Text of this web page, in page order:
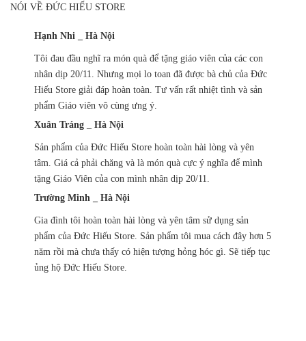
NÓI VỀ ĐỨC HIẾU STORE
Hạnh Nhi _ Hà Nội
Tôi đau đầu nghĩ ra món quà để tặng giáo viên của các con
nhân dịp 20/11. Nhưng mọi lo toan đã được bà chủ của Đức
Hiếu Store giải đáp hoàn toàn. Tư vấn rất nhiệt tình và sản
phẩm Giáo viên vô cùng ưng ý.
Xuân Tráng _ Hà Nội
Sản phẩm của Đức Hiếu Store hoàn toàn hài lòng và yên
tâm. Giá cả phải chăng và là món quà cực ý nghĩa để mình
tặng Giáo Viên của con mình nhân dịp 20/11.
Trường Minh _ Hà Nội
Gia đình tôi hoàn toàn hài lòng và yên tâm sử dụng sản
phẩm của Đức Hiếu Store. Sản phẩm tôi mua cách đây hơn 5
năm rồi mà chưa thấy có hiện tượng hỏng hóc gì. Sẽ tiếp tục
ủng hộ Đức Hiếu Store.